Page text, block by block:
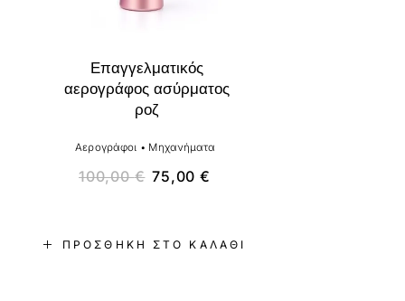
ΠΡΟΣΘΉΚΗ ΣΤΟ ΚΑΛΆΘΙ
Επαγγελματικός
αερογράφος ασύρματος
ροζ
Αερογράφοι • Μηχανήματα
100,00€ 75,00€